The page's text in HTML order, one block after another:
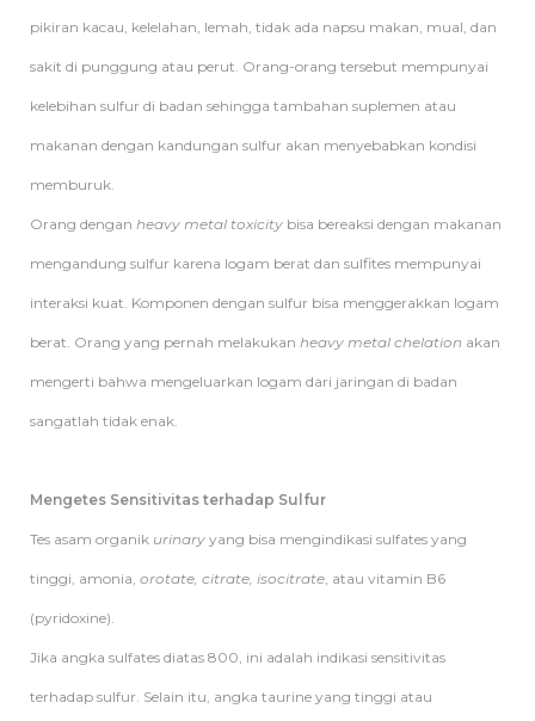
pikiran kacau, kelelahan, lemah, tidak ada napsu makan, mual, dan
sakit di punggung atau perut. Orang-orang tersebut mempunyai
kelebihan sulfur di badan sehingga tambahan suplemen atau
makanan dengan kandungan sulfur akan menyebabkan kondisi
memburuk.
Orang dengan heavy metal toxicity bisa bereaksi dengan makanan
mengandung sulfur karena logam berat dan sulfites mempunyai
interaksi kuat. Komponen dengan sulfur bisa menggerakkan logam
berat. Orang yang pernah melakukan heavy metal chelation akan
mengerti bahwa mengeluarkan logam dari jaringan di badan
sangatlah tidak enak.
Mengetes Sensitivitas terhadap Sulfur
Tes asam organik urinary yang bisa mengindikasi sulfates yang
tinggi, amonia, orotate, citrate, isocitrate , atau vitamin B6
(pyridoxine).
Jika angka sulfates diatas 800, ini adalah indikasi sensitivitas
terhadap sulfur. Selain itu, angka taurine yang tinggi atau